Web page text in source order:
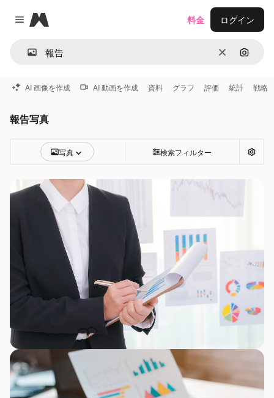
Close menu
Magnific
消去 画像で
料金 ログイン
AI 画像を作成 AI 動画を作成 資料 グラフ 評価 統計 戦略
報告写真
写真 検索フィルター